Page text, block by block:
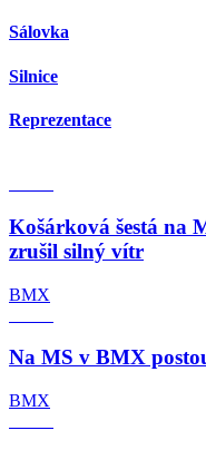
Sálovka
Silnice
Reprezentace
Košárková šestá na
zrušil silný vítr
BMX
Na MS v BMX
BMX